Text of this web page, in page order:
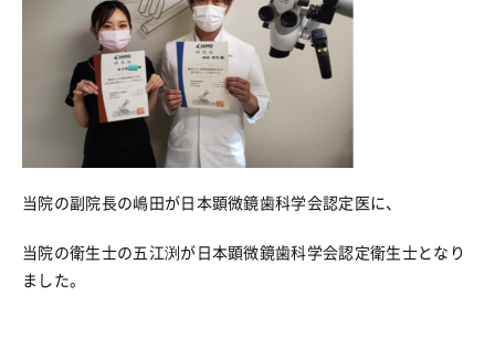
当院の副院長の嶋田が日本顕微鏡歯科学会認定医に、
当院の衛生士の五江渕が日本顕微鏡歯科学会認定衛生士となり
ました。